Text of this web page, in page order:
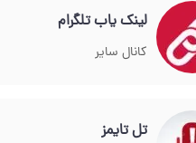
لینک یاب تلگرام
کانال سایر
تل تایمز